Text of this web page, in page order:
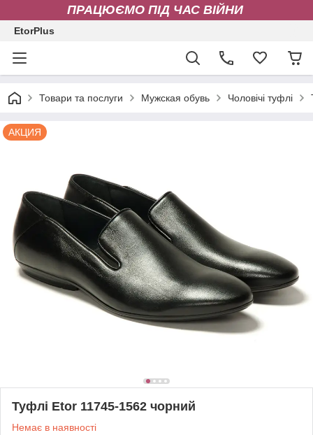
ПРАЦЮЄМО ПІД ЧАС ВІЙНИ
EtorPlus
Товари та послуги Мужская обувь Чоловічі туфлі
АКЦИЯ
Туфлі Etor 11745-1562 чорний
Немає в наявності